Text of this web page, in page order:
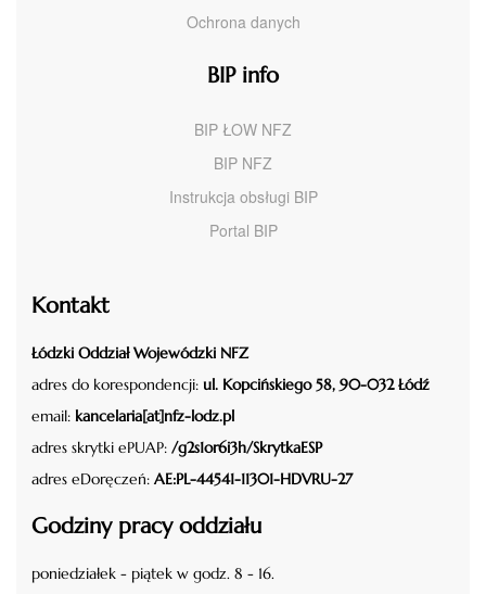
Ochrona danych
BIP info
BIP ŁOW NFZ
BIP NFZ
Instrukcja obsługi BIP
Portal BIP
Kontakt
Łódzki Oddział Wojewódzki NFZ
adres do korespondencji: ul. Kopcińskiego 58, 90-032 Łódź
email: kancelaria[at]nfz-lodz.pl
adres skrytki ePUAP: /g2s1or6i3h/SkrytkaESP
adres eDoręczeń: AE:PL-44541-11301-HDVRU-27
Godziny pracy oddziału
poniedziałek - piątek w godz. 8 - 16.